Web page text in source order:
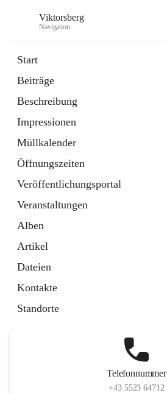
Viktorsberg
Navigation
Start
Beiträge
Beschreibung
Impressionen
Müllkalender
Öffnungszeiten
Veröffentlichungsportal
Veranstaltungen
Alben
Artikel
Dateien
Kontakte
Standorte
1 Schnellzugriff
Bürgerservice
10 Schnellzugriffe
Telefonnummer
+43 5523 64712